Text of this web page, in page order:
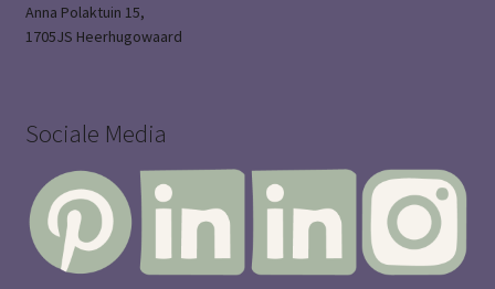
Anna Polaktuin 15,
1705JS Heerhugowaard
Sociale Media